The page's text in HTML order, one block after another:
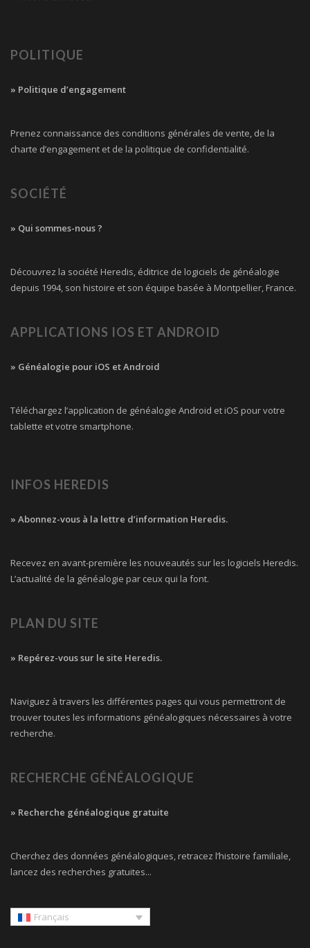
POLITIQUE
» Politique d’engagement
Prenez connaissance des conditions générales de vente, de la
charte d’engagement et de la politique de confidentialité.
SOCIÉTÉ
» Qui sommes-nous ?
Découvrez la société Heredis, éditrice de logiciels de généalogie
depuis 1994, son histoire et son équipe basée à Montpellier, France.
APPLICATIONS IOS ET ANDROID
» Généalogie pour iOS et Android
Téléchargez l’application de généalogie Android et iOS pour votre
tablette et votre smartphone.
INFOS HEREDIS
» Abonnez-vous à la lettre d’information Heredis.
Recevez en avant-première les nouveautés sur les logiciels Heredis.
L’actualité de la généalogie par ceux qui la font.
PLAN DU SITE
» Repérez-vous sur le site Heredis.
Naviguez à travers les différentes pages qui vous permettront de
trouver toutes les informations généalogiques nécessaires à votre
recherche.
RECHERCHE GÉNÉALOGIQUE
» Recherche généalogique gratuite
Cherchez des données généalogiques, retracez l’histoire familiale,
lancez des recherches gratuites...
Français